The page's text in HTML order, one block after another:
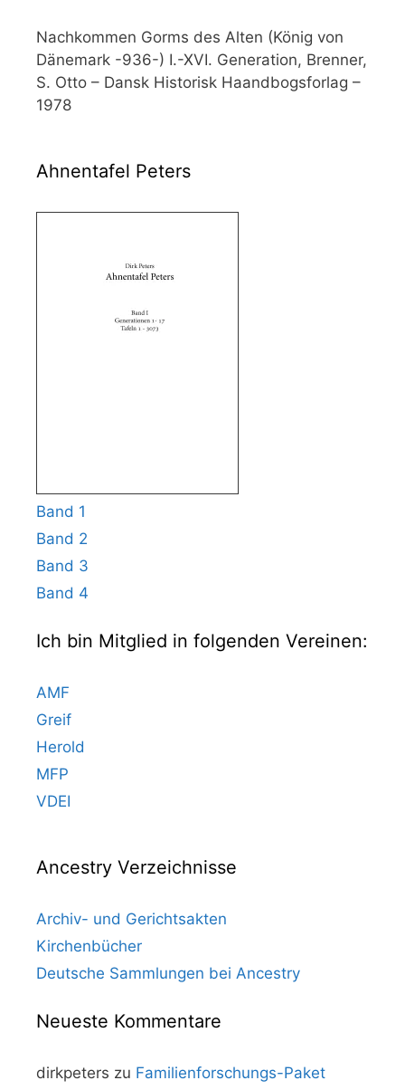
Nachkommen Gorms des Alten (König von
Dänemark -936-) I.-XVI. Generation, Brenner,
S. Otto – Dansk Historisk Haandbogsforlag –
1978
Ahnentafel Peters
Band 1
Band 2
Band 3
Band 4
Ich bin Mitglied in folgenden Vereinen:
AMF
Greif
Herold
MFP
VDEI
Ancestry Verzeichnisse
Archiv- und Gerichtsakten
Kirchenbücher
Deutsche Sammlungen bei Ancestry
Neueste Kommentare
dirkpeters zu Familienforschungs-Paket